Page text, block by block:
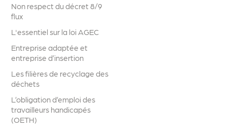
Non respect du décret 8/9
flux
L'essentiel sur la loi AGEC
Entreprise adaptée et
entreprise d’insertion
Les filières de recyclage des
déchets
L’obligation d’emploi des
travailleurs handicapés
(OETH)